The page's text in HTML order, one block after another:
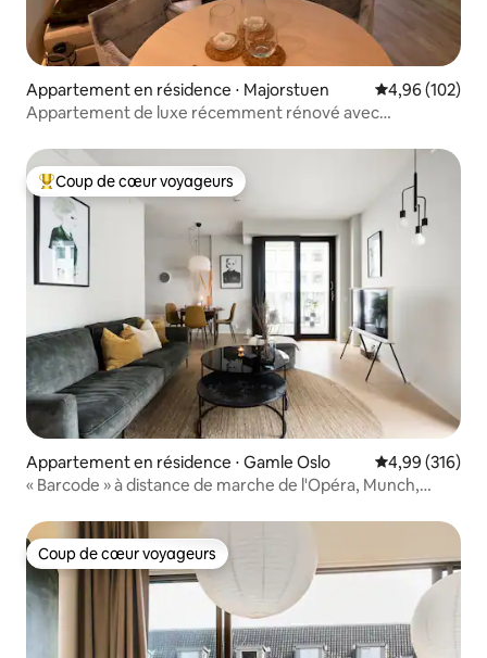
Appartement en résidence ⋅ Majorstuen Évaluation
4,96 (102)
Appartement de luxe récemment rénové avec
Coups de cœur voyageurs les plus appréciés
Coup de cœur voyageurs
Appartement en résidence ⋅ Gamle Oslo Évaluation
4,99 (316)
« Barcode » à distance de marche de l'Opéra, Munch,
Coup de cœur voyageurs
Coup de cœur voyageurs